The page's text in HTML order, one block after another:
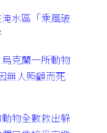
水區「乘風破
克蘭一所動物
無人照顧而死
物全數救出躲